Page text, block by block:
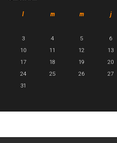
l m m j
3
4 5 6
10
11 12 13
17
18 19 20
24
25 26 27
31